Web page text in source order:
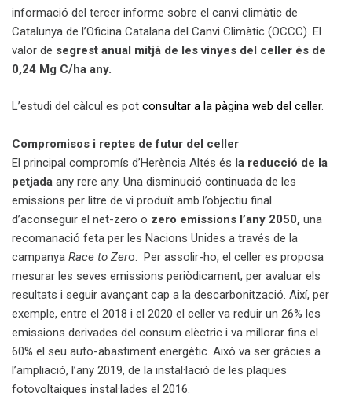
informació del tercer informe sobre el canvi climàtic de
Catalunya de l’Oficina Catalana del Canvi Climàtic (OCCC). El
valor de segrest anual mitjà de les vinyes del celler és de
0,24 Mg C/ha any.
L’estudi del càlcul es pot consultar a la pàgina web del celler.
Compromisos i reptes de futur del celler
El principal compromís d’Herència Altés és la reducció de la
petjada any rere any. Una disminució continuada de les
emissions per litre de vi produït amb l’objectiu final
d’aconseguir el net-zero o zero emissions l’any 2050, una
recomanació feta per les Nacions Unides a través de la
campanya Race to Zero. Per assolir-ho, el celler es proposa
mesurar les seves emissions periòdicament, per avaluar els
resultats i seguir avançant cap a la descarbonització. Així, per
exemple, entre el 2018 i el 2020 el celler va reduir un 26% les
emissions derivades del consum elèctric i va millorar fins el
60% el seu auto-abastiment energètic. Això va ser gràcies a
l’ampliació, l’any 2019, de la instal·lació de les plaques
fotovoltaiques instal·lades el 2016.